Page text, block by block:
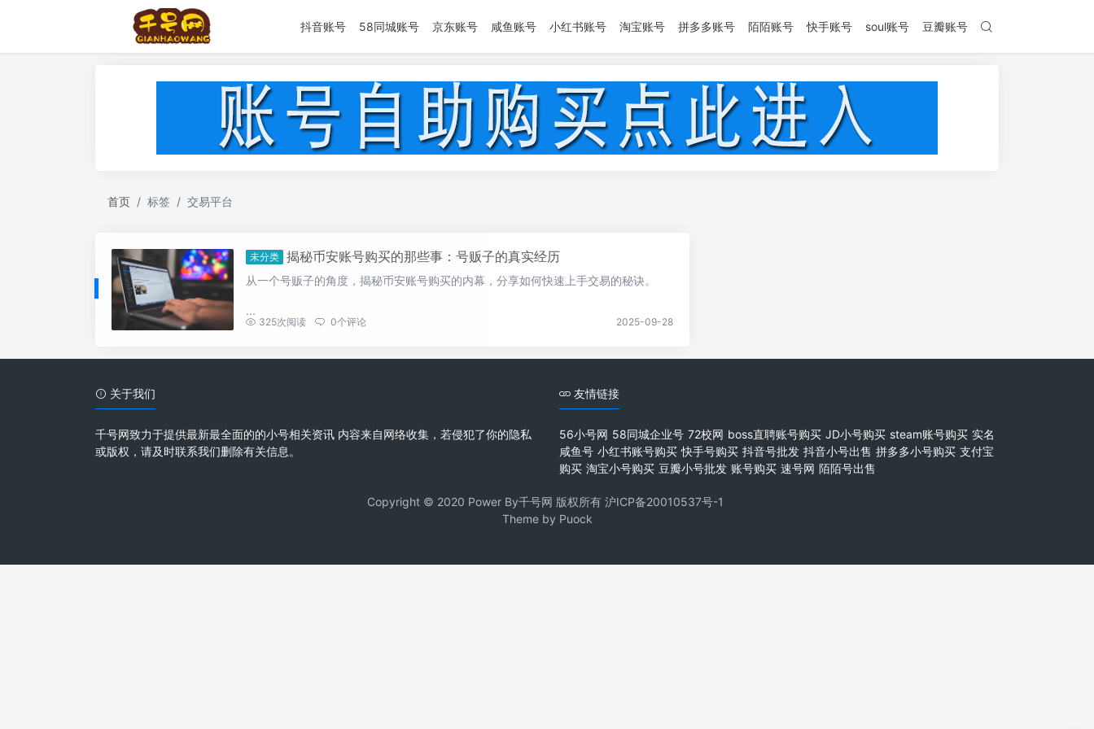
抖音账号 58同城账号 京东账号 咸鱼账号 小红书账号 淘宝账号 拼多多账号 陌陌账号 快手账号 soul账号 豆瓣账号
首页 标签 交易平台
未分类 揭秘币安账号购买的那些事：号贩子的真实经历
从一个号贩子的角度，揭秘币安账号购买的内幕，分享如何快速上手交易的秘诀。
...
325次阅读 0个评论 2025-09-28
关于我们
千号网致力于提供最新最全面的的小号相关资讯 内容来自网络收集，若侵犯了你的隐私
或版权，请及时联系我们删除有关信息。
友情链接
56小号网 58同城企业号 72校网 boss直聘账号购买 JD小号购买 steam账号购买 实名
咸鱼号 小红书账号购买 快手号购买 抖音号批发 抖音小号出售 拼多多小号购买 支付宝
购买 淘宝小号购买 豆瓣小号批发 账号购买 速号网 陌陌号出售
Copyright © 2020 Power By千号网 版权所有 沪ICP备20010537号-1
Theme by Puock